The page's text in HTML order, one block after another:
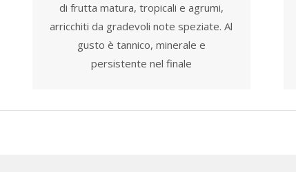
di frutta matura, tropicali e agrumi,
arricchiti da gradevoli note speziate. Al
gusto è tannico, minerale e
persistente nel finale